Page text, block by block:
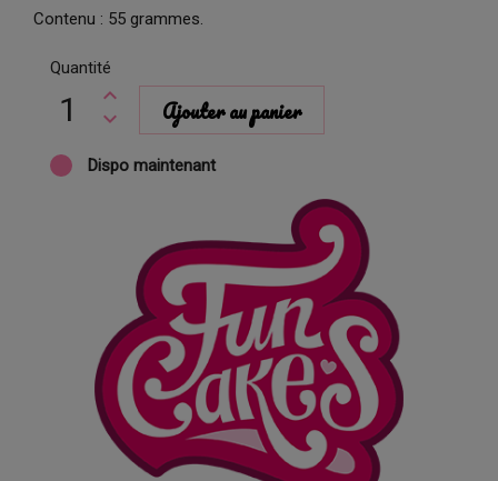
Contenu : 55 grammes.
Quantité
Ajouter au panier
Dispo maintenant